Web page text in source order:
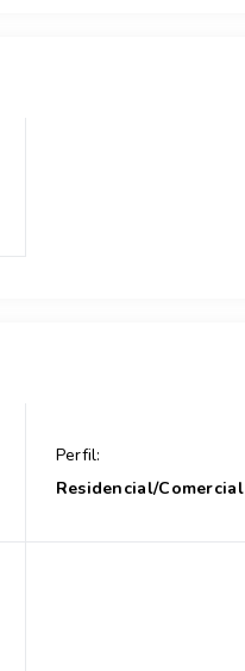
Perfil:
Residencial/Comercial